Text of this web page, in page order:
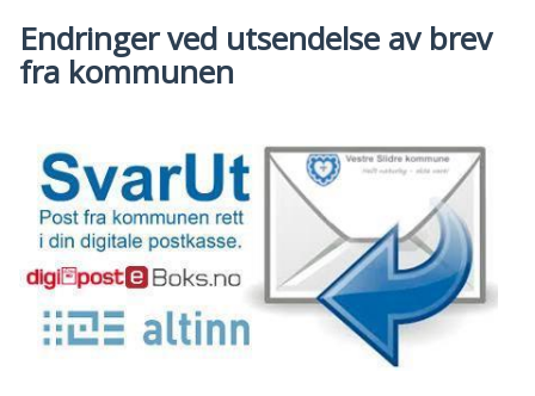
Endringer ved utsendelse av brev
fra kommunen